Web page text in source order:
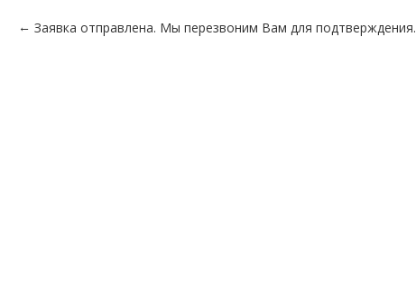
Заявка отправлена. Мы перезвоним Вам для подтверждения.